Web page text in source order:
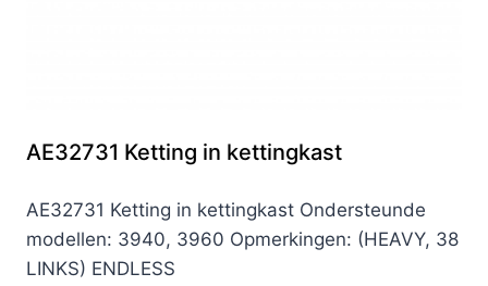
AE32731 Ketting in kettingkast
AE32731 Ketting in kettingkast Ondersteunde
modellen: 3940, 3960 Opmerkingen: (HEAVY, 38
LINKS) ENDLESS